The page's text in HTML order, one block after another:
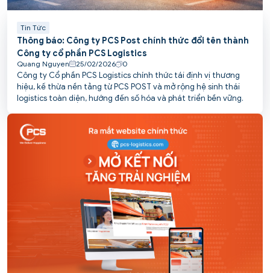
Tin Tức
Thông báo: Công ty PCS Post chính thức đổi tên thành
Công ty cổ phần PCS Logistics
Quang Nguyen 25/02/2026 0
Công ty Cổ phần PCS Logistics chính thức tái định vị thương
hiệu, kế thừa nền tảng từ PCS POST và mở rộng hệ sinh thái
logistics toàn diện, hướng đến số hóa và phát triển bền vững.